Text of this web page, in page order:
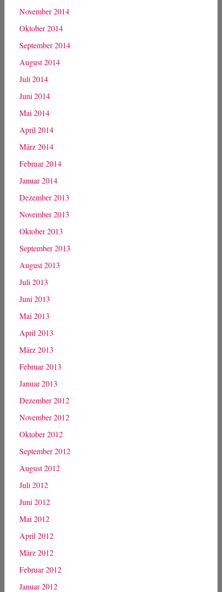
November 2014
Oktober 2014
September 2014
August 2014
Juli 2014
Juni 2014
Mai 2014
April 2014
März 2014
Februar 2014
Januar 2014
Dezember 2013
November 2013
Oktober 2013
September 2013
August 2013
Juli 2013
Juni 2013
Mai 2013
April 2013
März 2013
Februar 2013
Januar 2013
Dezember 2012
November 2012
Oktober 2012
September 2012
August 2012
Juli 2012
Juni 2012
Mai 2012
April 2012
März 2012
Februar 2012
Januar 2012